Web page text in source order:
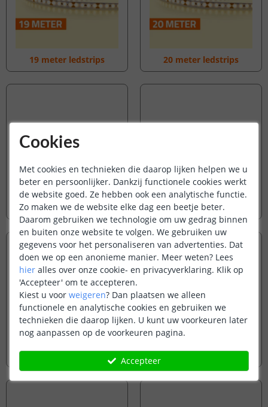
19 meter ledstrips 20 meter ledstrips
21 meter ledstrips 22 meter ledstrips
23 meter ledstrips 24 meter ledstrips
Cookies
Met cookies en technieken die daarop lijken helpen we u
beter en persoonlijker. Dankzij functionele cookies werkt
de website goed. Ze hebben ook een analytische functie.
Zo maken we de website elke dag een beetje beter.
Daarom gebruiken we technologie om uw gedrag binnen
en buiten onze website te volgen. We gebruiken uw
gegevens voor het personaliseren van advertenties. Dat
doen we op een anonieme manier. Meer weten? Lees
hier alles over onze cookie- en privacyverklaring. Klik op
'Accepteer' om te accepteren.
Kiest u voor weigeren? Dan plaatsen we alleen
functionele en analytische cookies en gebruiken we
technieken die daarop lijken. U kunt uw voorkeuren later
nog aanpassen op de voorkeuren pagina.
Accepteer